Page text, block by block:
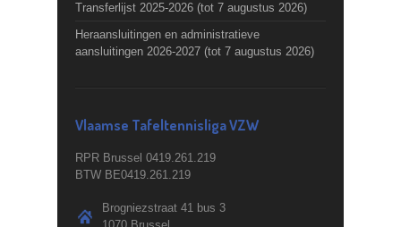
Transferlijst 2025-2026 (tot 7 augustus 2026)
Heraansluitingen en administratieve
aansluitingen 2026-2027 (tot 7 augustus 2026)
Vlaamse Tafeltennisliga VZW
RPR Brussel 0419.261.219
BTW BE0419.261.219
Brogniezstraat 41 bus 3